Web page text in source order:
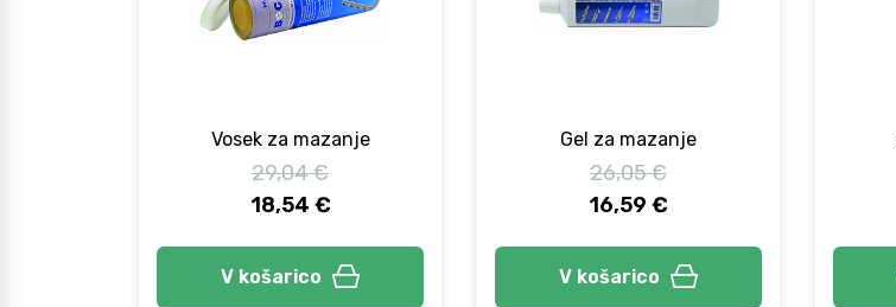
Vosek za mazanje
29,04 €
18,54 €
V košarico
Gel za mazanje
26,05 €
16,59 €
V košarico